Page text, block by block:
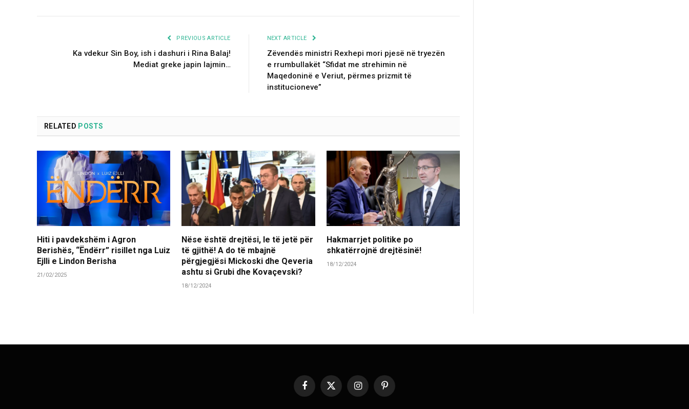
PREVIOUS ARTICLE
Ka vdekur Sin Boy, ish i dashuri i Rina Balaj!
Mediat greke japin lajmin…
NEXT ARTICLE
Zëvendës ministri Rexhepi mori pjesë në tryezën
e rrumbullakët “Sfidat me strehimin në
Maqedoninë e Veriut, përmes prizmit të
institucioneve”
RELATED POSTS
Hiti i pavdekshëm i Agron
Berishës, “Ëndërr” risillet nga Luiz
Ejlli e Lindon Berisha
21/02/2025
Nëse është drejtësi, le të jetë për
të gjithë! A do të mbajnë
përgjegjësi Mickoski dhe Qeveria
ashtu si Grubi dhe Kovaçevski?
18/12/2024
Hakmarrjet politike po
shkatërrojnë drejtësinë!
18/12/2024
Facebook
X
InstagramPinterest